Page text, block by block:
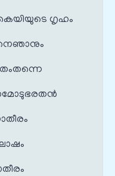
ഗൃഹം